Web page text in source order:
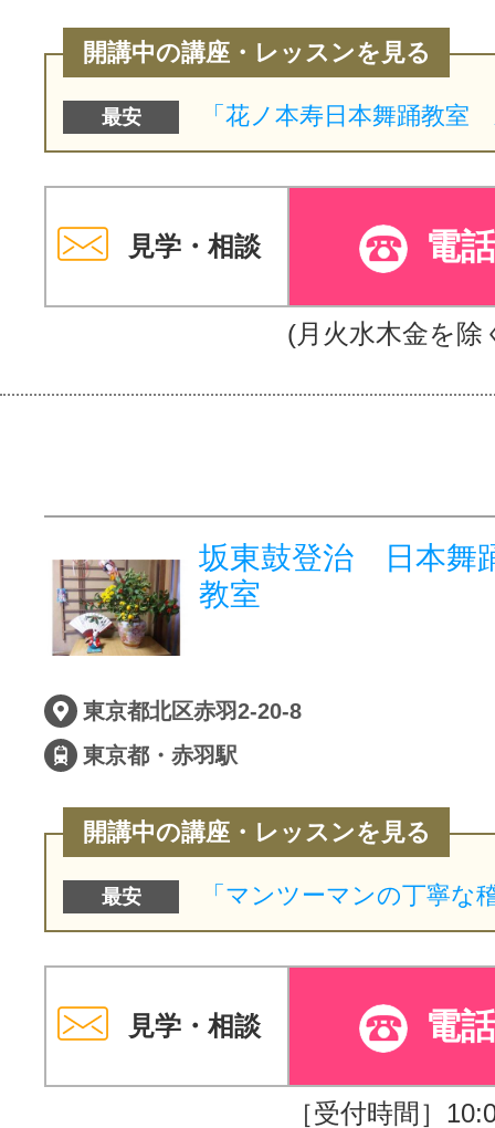
開講中の講座・レッスンを見る
最安
見学・相談 電
(月火水木金を除
坂東鼓登治 日本舞
教室
東京都北区赤羽2-20-8
東京都・赤羽駅
開講中の講座・レッスンを見る
最安
見学・相談 電
［受付時間］